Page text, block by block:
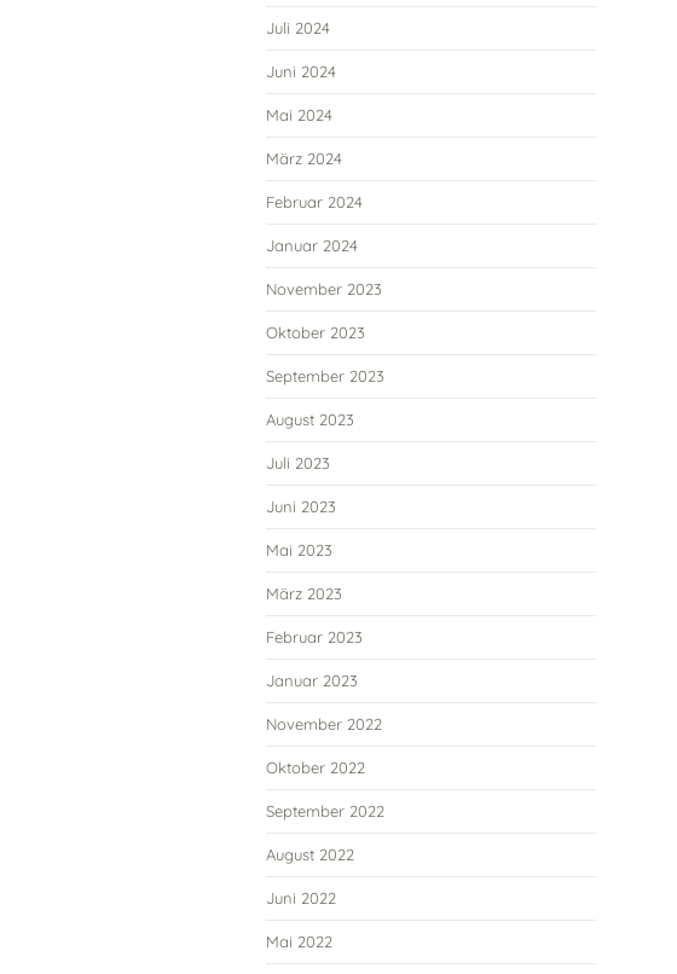
Juli 2024
Juni 2024
Mai 2024
März 2024
Februar 2024
Januar 2024
November 2023
Oktober 2023
September 2023
August 2023
Juli 2023
Juni 2023
Mai 2023
März 2023
Februar 2023
Januar 2023
November 2022
Oktober 2022
September 2022
August 2022
Juni 2022
Mai 2022